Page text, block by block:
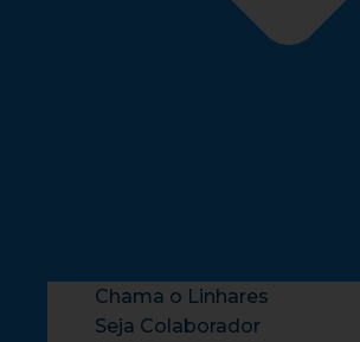
Chama o Linhares
Seja Colaborador